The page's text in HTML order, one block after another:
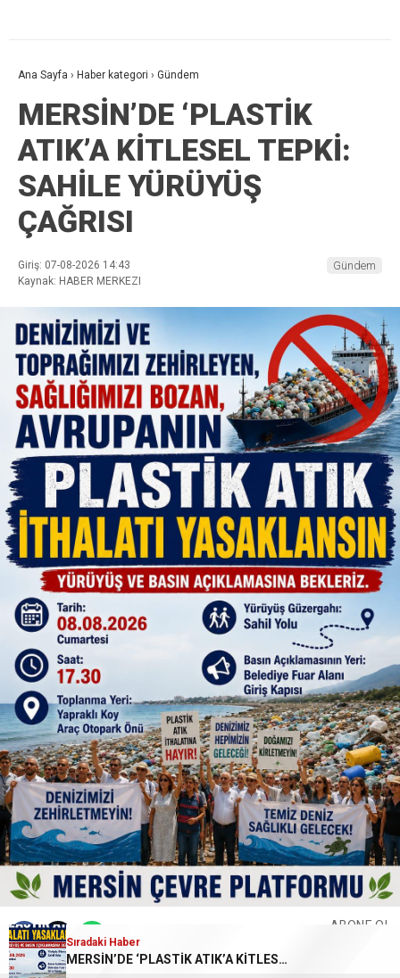
Sıradaki Haber
MERSİN’DE ‘PLASTİK ATIK’A KİTLESEL TEPKİ: SAHİLE YÜRÜYÜŞ ÇAĞRISI
Ana Sayfa › Haber kategori › Gündem
MERSİN’DE ‘PLASTİK
ATIK’A KİTLESEL TEPKİ:
SAHİLE YÜRÜYÜŞ
ÇAĞRISI
Giriş: 07-08-2026 14:43
Kaynak: HABER MERKEZI
Gündem
ABONE OL